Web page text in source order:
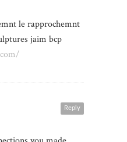
le rapprochemnt
jaim bcp
Reply